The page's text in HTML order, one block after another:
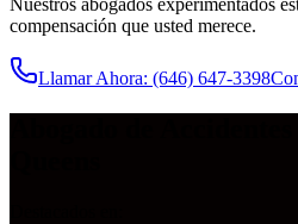
Nuestros abogados experimentados
compensación que usted merece.
Llamar Ahora: (646) 647-3398